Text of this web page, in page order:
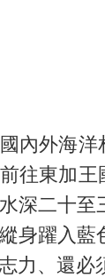
內外海洋
前往東加
深二十
身躍入藍
力、還必